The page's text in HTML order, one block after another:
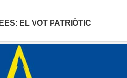
EL VOT PATRIÒTIC